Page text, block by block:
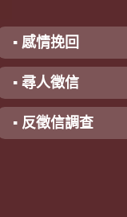
▪ 感情挽回
▪ 尋人徵信
▪ 反徵信調查